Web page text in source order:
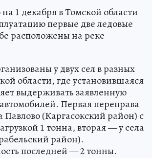
1 декабря в Томской области
первые две ледовые
расположены на реке
у двух сел в разных
области, где установившаяся
выдерживать заявленную
Первая переправа
Павлово (Каргасокский район) с
1 тонна, вторая — у села
район).
последней — 2 тонны.